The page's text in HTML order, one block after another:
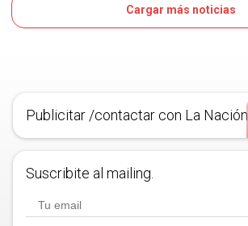
Cargar más noticias
Publicitar /contactar con La Nación
Suscribite al mailing.